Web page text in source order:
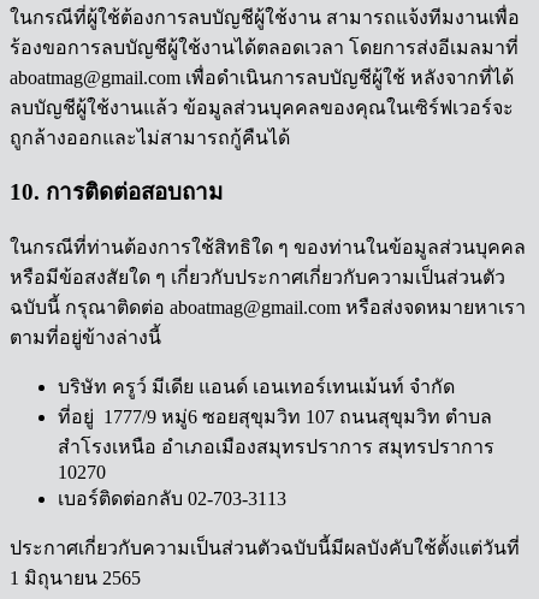
ในกรณีที่ผู้ใช้ต้องการลบบัญชีผู้ใช้งาน สามารถแจ้งทีมงานเพื่อ
ร้องขอการลบบัญชีผู้ใช้งานได้ตลอดเวลา โดยการส่งอีเมลมาที่
aboatmag@gmail.com เพื่อดำเนินการลบบัญชีผู้ใช้ หลังจากที่ได้
ลบบัญชีผู้ใช้งานแล้ว ข้อมูลส่วนบุคคลของคุณในเซิร์ฟเวอร์จะ
ถูกล้างออกและไม่สามารถกู้คืนได้
10. การติดต่อสอบถาม
ในกรณีที่ท่านต้องการใช้สิทธิใด ๆ ของท่านในข้อมูลส่วนบุคคล
หรือมีข้อสงสัยใด ๆ เกี่ยวกับประกาศเกี่ยวกับความเป็นส่วนตัว
ฉบับนี้ กรุณาติดต่อ aboatmag@gmail.com หรือส่งจดหมายหาเรา
ตามที่อยู่ข้างล่างนี้
บริษัท ครูว์ มีเดีย แอนด์ เอนเทอร์เทนเม้นท์ จำกัด
ที่อยู่ 1777/9 หมู่6 ซอยสุขุมวิท 107 ถนนสุขุมวิท ตำบล
สำโรงเหนือ อำเภอเมืองสมุทรปราการ สมุทรปราการ
10270
เบอร์ติดต่อกลับ 02-703-3113
ประกาศเกี่ยวกับความเป็นส่วนตัวฉบับนี้มีผลบังคับใช้ตั้งแต่วันที่
1 มิถุนายน 2565